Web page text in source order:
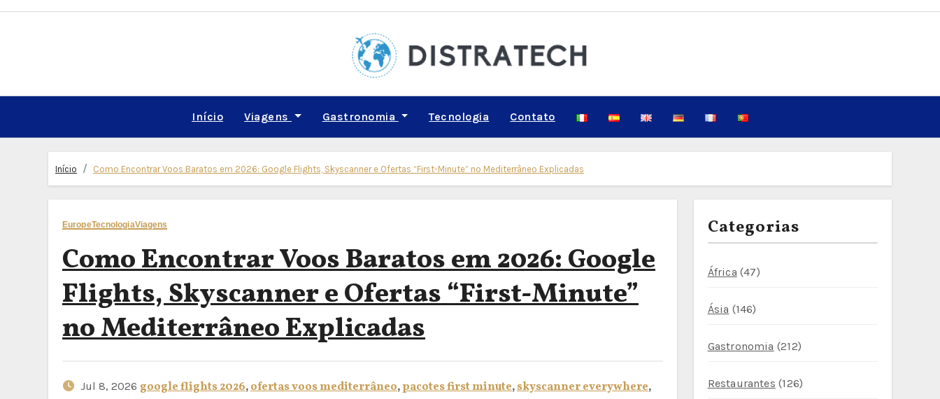
Skip
Início Viagens Gastronomia Tecnologia Contato
Início Como Encontrar Voos Baratos em 2026: Google Flights, Skyscanner e Ofertas “First-Minute” no Mediterrâneo Explicadas
EuropeTecnologiaViagens
Como Encontrar Voos Baratos em 2026: Google
Flights, Skyscanner e Ofertas “First-Minute”
no Mediterrâneo Explicadas
Jul 8, 2026 google flights 2026,ofertas voos mediterrâneo,pacotes first minute,skyscanner everywhere,
Categorias
África (47)
Ásia (146)
Gastronomia (212)
Restaurantes (126)